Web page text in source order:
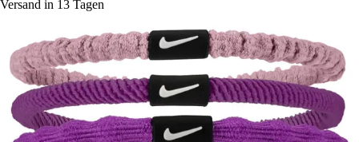
Versand in 13 Tagen